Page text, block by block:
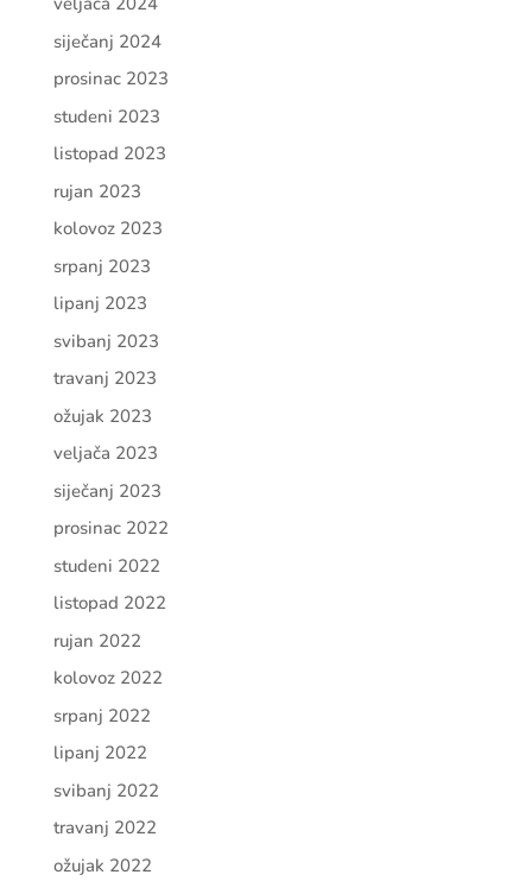
siječanj 2024
prosinac 2023
studeni 2023
listopad 2023
rujan 2023
kolovoz 2023
srpanj 2023
lipanj 2023
svibanj 2023
travanj 2023
ožujak 2023
veljača 2023
siječanj 2023
prosinac 2022
studeni 2022
listopad 2022
rujan 2022
kolovoz 2022
srpanj 2022
lipanj 2022
svibanj 2022
travanj 2022
ožujak 2022